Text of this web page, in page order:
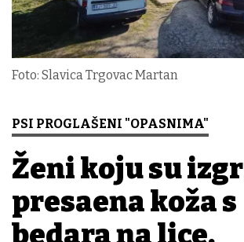
Foto: Slavica Trgovac Martan
PSI PROGLAŠENI "OPASNIMA"
Ženi koju su
presađena koža s